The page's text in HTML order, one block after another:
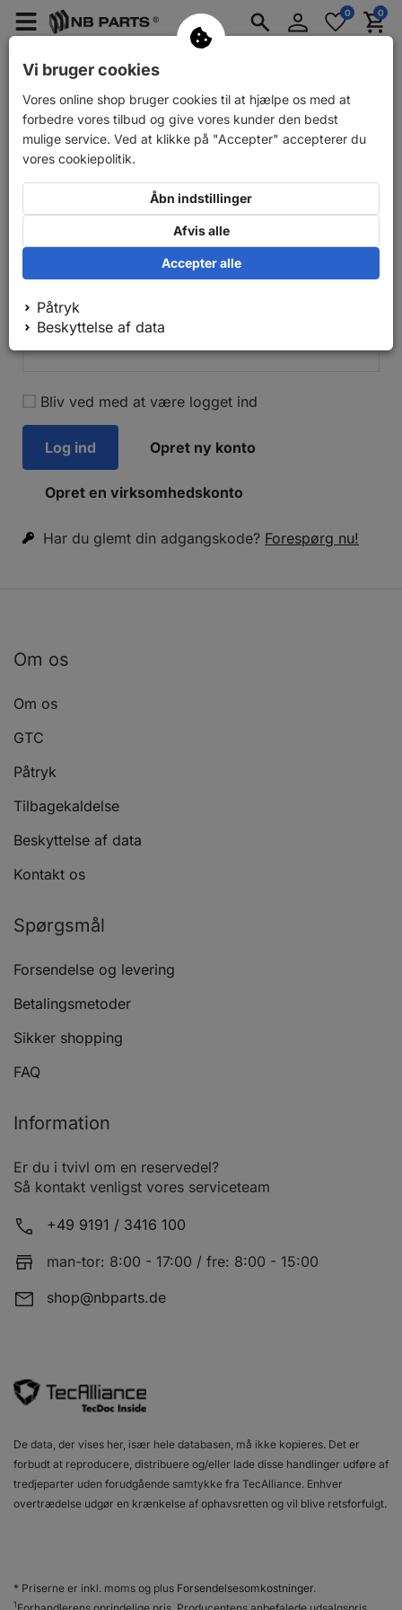
Menü
Reservedele til biltrailere
Log
ind
Merkzettel
aufklappen
0 0
Min konto
Hvis du allerede har en konto og endnu ikke er
logget ind i den nye butik, så brug venligst
funktionen "glemt adgangskode" én gang.
Registrering
Din e-mail
adgangskode
Bliv ved med at være logget ind
Opret ny konto
Opret en virksomhedskonto
Har du glemt din adgangskode? Forespørg nu!
Om os
Om os
GTC
Påtryk
Tilbagekaldelse
Beskyttelse af data
Kontakt os
Spørgsmål
Forsendelse og levering
Betalingsmetoder
Sikker shopping
FAQ
Information
Er du i tvivl om en reservedel?
Så kontakt venligst vores serviceteam
+49 9191 / 3416 100
man-tor: 8:00 - 17:00 / fre: 8:00 - 15:00
shop@nbparts.de
De data, der vises her, især hele databasen, må ikke kopieres. Det er
forbudt at reproducere, distribuere og/eller lade disse handlinger udføre af
tredjeparter uden forudgående samtykke fra TecAlliance. Enhver
overtrædelse udgør en krænkelse af ophavsretten og vil blive retsforfulgt.
* Priserne er inkl. moms og plus Forsendelsesomkostninger.
1
Vi bruger cookies
Vores online shop bruger cookies til at hjælpe os med at
forbedre vores tilbud og give vores kunder den bedst
mulige service. Ved at klikke på "Accepter" accepterer du
vores cookiepolitik.
Åbn indstillinger
Afvis alle
Accepter alle
Påtryk
Beskyttelse af data